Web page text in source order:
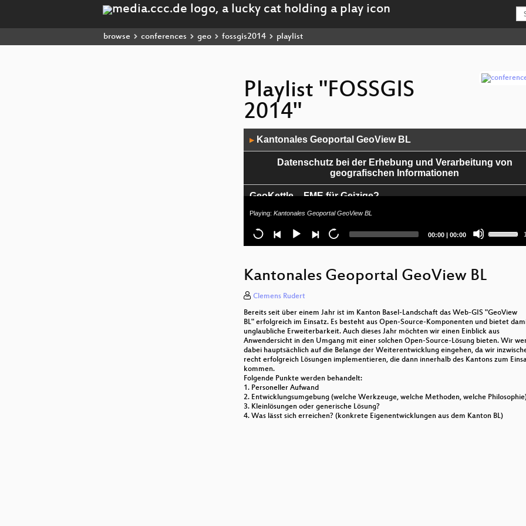
browse conferences geo fossgis2014 playlist
Playlist "FOSSGIS
2014"
Player
▶Kantonales Geoportal GeoView BL
Datenschutz bei der Erhebung und Verarbeitung von
geografischen Informationen
GeoKettle – FME für Geizige?
PostGIS in real :-) action
Tatort Niederbayern
OpenStreetMap-Daten in der RoboCup Rescue Simulation
Neues aus dem 52°North WPS Projekt
Lightning Talks
Vom Laptop zum Grossrechner: Neues in GRASS GIS 7
3D Visualisierung von OpenStreetMap Daten mit
GeoCouch
Playing: Kantonales Geoportal GeoView BL
Current
00:00| Total
00:00
Up/Down
Arrow
Kantonales Geoportal GeoView BL
Clemens Rudert
Bereits seit über einem Jahr ist im Kanton Basel-Landschaft das Web-GIS "GeoView
BL" erfolgreich im Einsatz. Es besteht aus Open-Source-Komponenten und bietet
unglaubliche Erweiterbarkeit. Auch dieses Jahr möchten wir einen Einblick aus
Anwendersicht in den Umgang mit einer solchen Open-Source-Lösung bieten. Wir
dabei hauptsächlich auf die Belange der Weiterentwicklung eingehen, da wir
recht erfolgreich Lösungen implementieren, die dann innerhalb des Kantons zum
kommen.
Folgende Punkte werden behandelt:
1. Personeller Aufwand
2. Entwicklungsumgebung (welche Werkzeuge, welche Methoden, welche
3. Kleinlösungen oder generische Lösung?
4. Was lässt sich erreichen? (konkrete Eigenentwicklungen aus dem Kanton BL)